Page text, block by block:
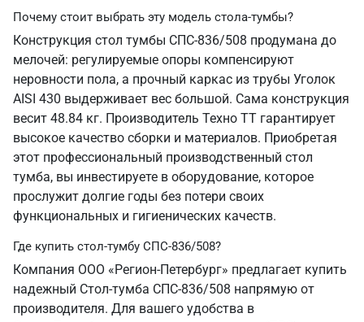
Почему стоит выбрать эту модель стола-тумбы?
Конструкция стол тумбы СПС-836/508 продумана до
мелочей: регулируемые опоры компенсируют
неровности пола, а прочный каркас из трубы Уголок
AISI 430 выдерживает вес большой. Сама конструкция
весит 48.84 кг. Производитель Техно ТТ гарантирует
высокое качество сборки и материалов. Приобретая
этот профессиональный производственный стол
тумба, вы инвестируете в оборудование, которое
прослужит долгие годы без потери своих
функциональных и гигиенических качеств.
Где купить стол-тумбу СПС-836/508?
Компания ООО «Регион-Петербург» предлагает купить
надежный Стол-тумба СПС-836/508 напрямую от
производителя. Для вашего удобства в